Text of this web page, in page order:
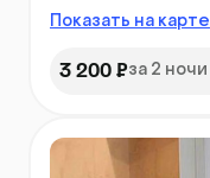
Показать на карте
3 200 ₽за 2 ночи